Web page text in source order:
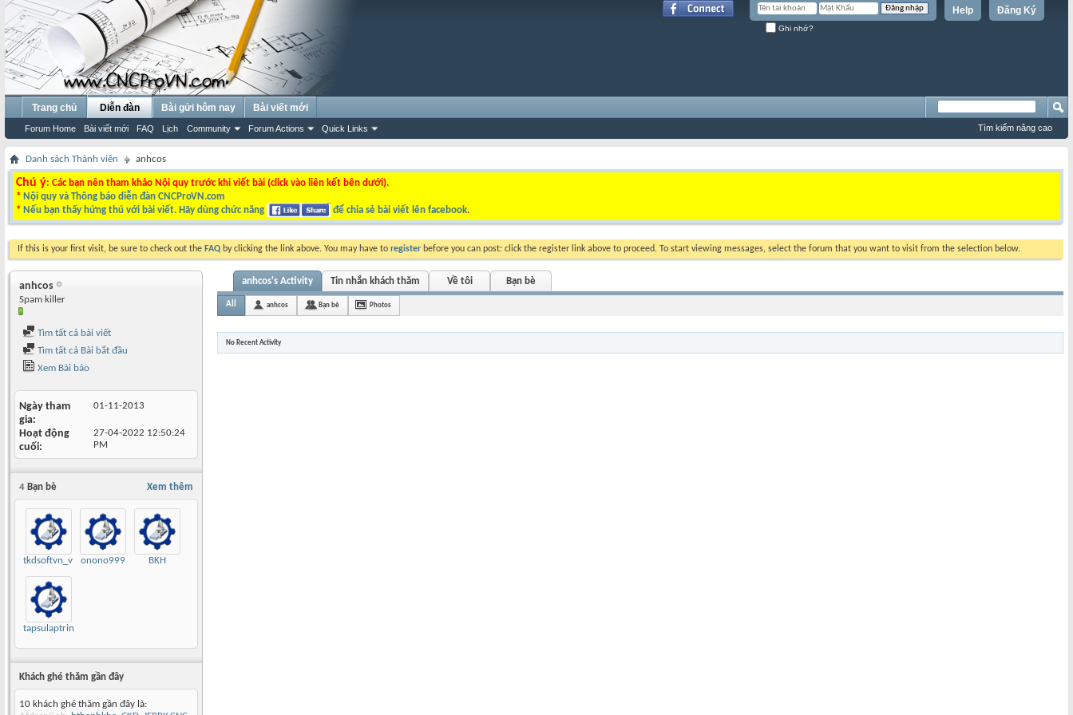
Đăng Ký
Help
Ghi nhớ?
Trang chủ Diễn đàn
Forum Home Bài viết mới FAQ Lịch Community Forum Actions Quick Links
Bài gửi hôm nay Bài viết mới
Tìm kiếm nâng cao
Danh sách Thành viên anhcos
Chú ý: Các bạn nên tham khảo Nội quy trước khi viết bài (click vào liên kết bên dưới).
* Nội quy và Thông báo diễn đàn CNCProVN.com
* Nếu bạn thấy hứng thú với bài viết. Hãy dùng chức năng để chia sẻ bài viết lên facebook.
If this is your first visit, be sure to check out the FAQ by clicking the link above. You may have to register before you can post: click the register link above to proceed. To start viewing messages, select the forum that you want to visit from the selection below.
anhcos
Spam killer
Tìm tất cả bài viết
Tìm tất cả Bài bắt đầu
Xem Bài báo
Ngày tham
gia
01-11-2013
Hoạt động
cuối
27-04-2022 12:50:24
PM
Xem thêm
4 Bạn bè
tkdsoftvn_vt onono999 BKH
tapsulaptrinh
Khách ghé thăm gần đây
10 khách ghé thăm gần đây là:
anhcos's Activity Tin nhắn khách thăm Về tôi Bạn bè
All anhcos Bạn bè Photos
No Recent Activity